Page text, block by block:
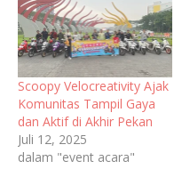
Scoopy Velocreativity Ajak
Komunitas Tampil Gaya
dan Aktif di Akhir Pekan
Juli 12, 2025
dalam "event acara"